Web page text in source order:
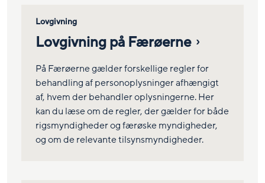
Lovgivning
Lovgivning på Færøerne
På Færøerne gælder forskellige regler for
behandling af personoplysninger afhængigt
af, hvem der behandler oplysningerne. Her
kan du læse om de regler, der gælder for både
rigsmyndigheder og færøske myndigheder,
og om de relevante tilsynsmyndigheder.